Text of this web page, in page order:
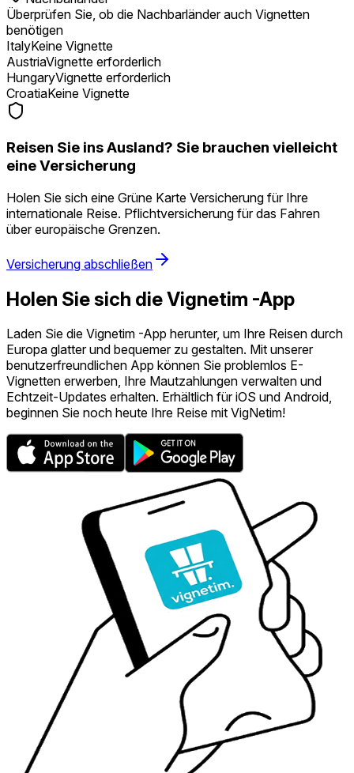
Überprüfen Sie, ob die Nachbarländer auch Vignetten
benötigen
ItalyKeine Vignette
AustriaVignette erforderlich
HungaryVignette erforderlich
CroatiaKeine Vignette
Reisen Sie ins Ausland? Sie brauchen vielleicht
eine Versicherung
Holen Sie sich eine Grüne Karte Versicherung für Ihre
internationale Reise. Pflichtversicherung für das Fahren
über europäische Grenzen.
Versicherung abschließen
Holen Sie sich die Vignetim -App
Laden Sie die Vignetim -App herunter, um Ihre Reisen durch
Europa glatter und bequemer zu gestalten. Mit unserer
benutzerfreundlichen App können Sie problemlos E-
Vignetten erwerben, Ihre Mautzahlungen verwalten und
Echtzeit-Updates erhalten. Erhältlich für iOS und Android,
beginnen Sie noch heute Ihre Reise mit VigNetim!